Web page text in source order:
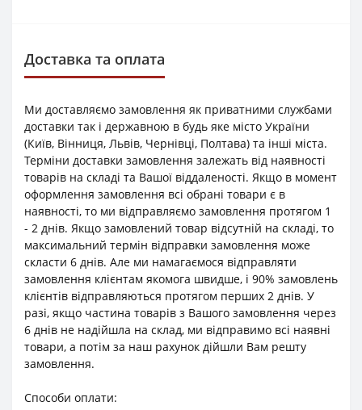
Доставка та оплата
Ми доставляємо замовлення як приватними службами
доставки так і державною в будь яке місто України
(Київ, Вінниця, Львів, Чернівці, Полтава) та інші міста.
Терміни доставки замовлення залежать від наявності
товарів на складі та Вашої віддаленості. Якщо в момент
оформлення замовлення всі обрані товари є в
наявності, то ми відправляємо замовлення протягом 1
- 2 днів. Якщо замовлений товар відсутній на складі, то
максимальний термін відправки замовлення може
скласти 6 днів. Але ми намагаємося відправляти
замовлення клієнтам якомога швидше, і 90% замовлень
клієнтів відправляються протягом перших 2 днів. У
разі, якщо частина товарів з Вашого замовлення через
6 днів не надійшла на склад, ми відправимо всі наявні
товари, а потім за наш рахунок дійшли Вам решту
замовлення.
Способи оплати: